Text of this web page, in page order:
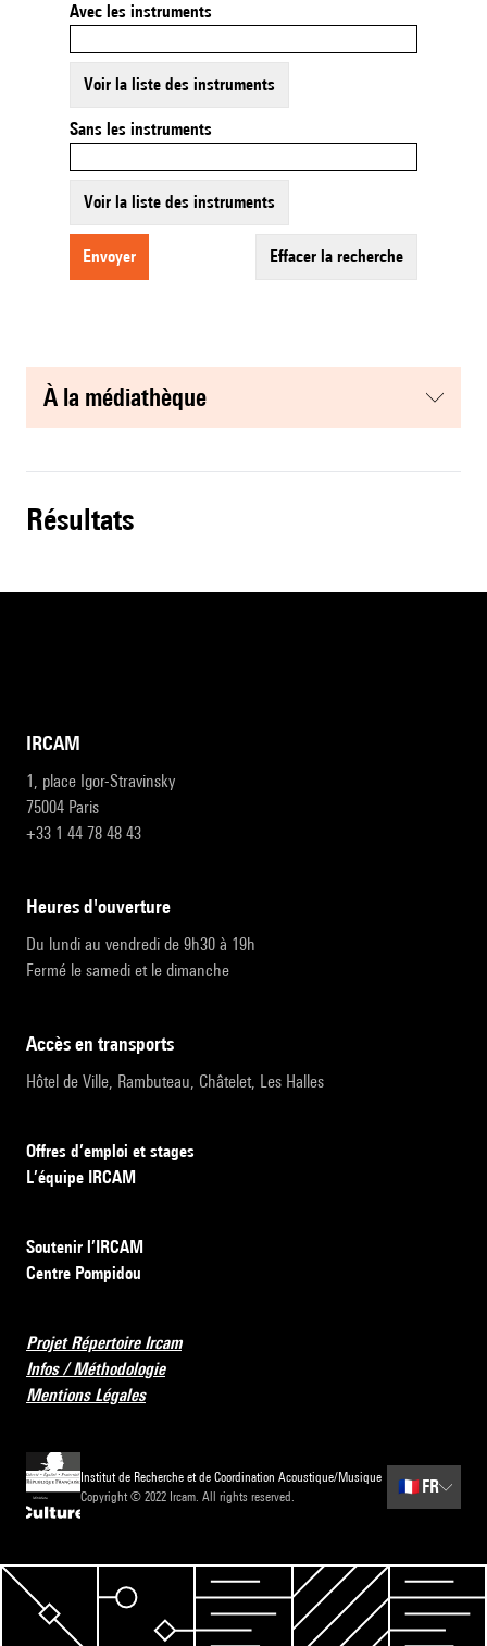
Avec les instruments
Voir la liste des instruments
Sans les instruments
Voir la liste des instruments
envoyer effacer la recherche
à la médiathèque
résultats
IRCAM
1, place Igor-Stravinsky
75004 Paris
+33 1 44 78 48 43
heures d'ouverture
Du lundi au vendredi de 9h30 à 19h
Fermé le samedi et le dimanche
accès en transports
Hôtel de Ville, Rambuteau, Châtelet, Les Halles
Offres d’emploi et stages
L’équipe IRCAM
Soutenir l’IRCAM
Centre Pompidou
Projet Répertoire Ircam
Infos / Méthodologie
Mentions Légales
Institut de Recherche et de Coordination Acoustique/Musique
Copyright © 2022 Ircam. All rights reserved.
🇫🇷 FR